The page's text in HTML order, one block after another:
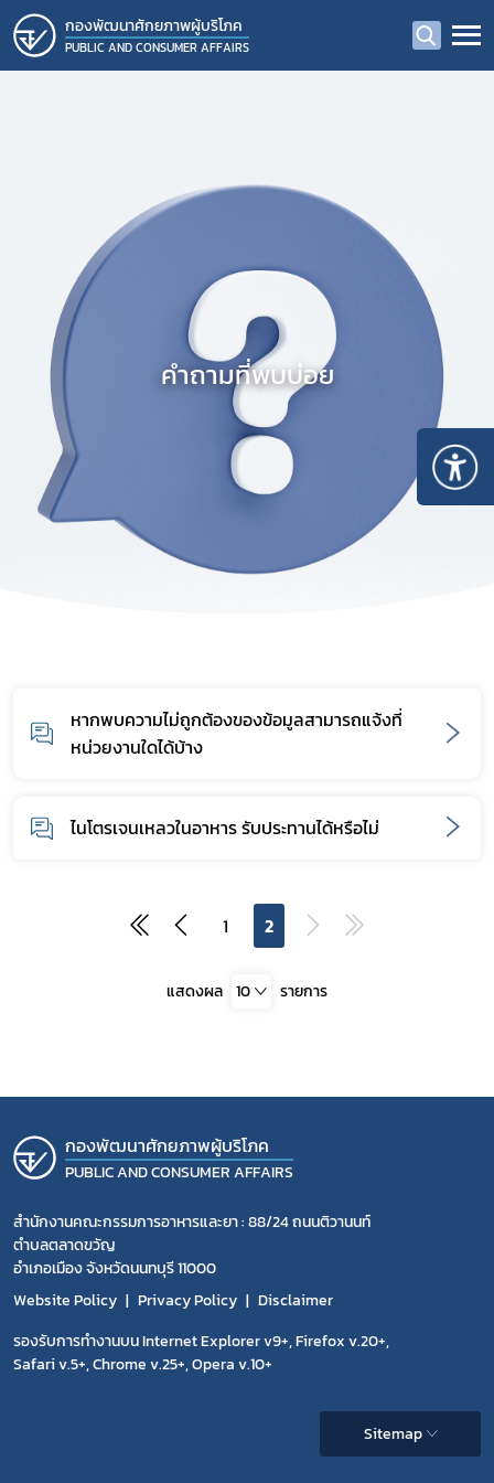
กองพัฒนาศักยภาพผู้บริโภค
PUBLIC AND CONSUMER AFFAIRS
คำถามที่พบบ่อย
หากพบความไม่ถูกต้องของข้อมูลสามารถแจ้งที่
หน่วยงานใดได้บ้าง
ไนโตรเจนเหลวในอาหาร รับประทานได้หรือไม่
1 2
แสดงผล 10 รายการ
กองพัฒนาศักยภาพผู้บริโภค
PUBLIC AND CONSUMER AFFAIRS
สำนักงานคณะกรรมการอาหารและยา : 88/24 ถนนติวานนท์
ตำบลตลาดขวัญ
อำเภอเมือง จังหวัดนนทบุรี 11000
Website Policy
Privacy Policy
Disclaimer
รองรับการทำงานบน Internet Explorer v9+, Firefox v.20+,
Safari v.5+, Chrome v.25+, Opera v.10+
Sitemap